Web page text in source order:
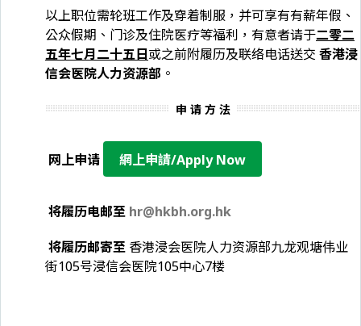
以上职位需轮班工作及穿着制服，并可享有有薪年假、
公众假期、门诊及住院医疗等福利，有意者请于二零二
五年七月二十五日或之前附履历及联络电话送交 香港浸
信会医院人力资源部 。
申 请 方 法
网上申请 網上申請/Apply Now
将履历电邮至 hr@hkbh.org.hk
将履历邮寄至 香港浸会医院人力资源部九龙观塘伟业
街105号浸信会医院105中心7楼